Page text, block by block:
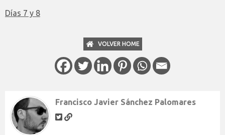
Días 7 y 8
VOLVER HOME
Francisco Javier Sánchez Palomares